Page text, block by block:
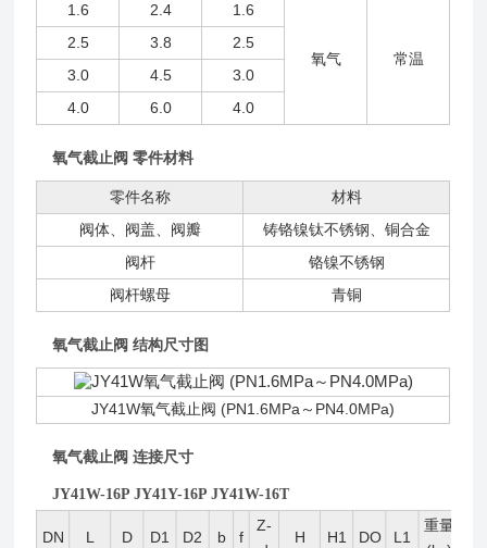
1.6
2.4 1.6
氧气 常温
2.5 3.8
2.5
3.0
4.5
3.0
4.0
6.0 4.0
氧气截止阀 零件材料
零件名称
材料
阀体、阀盖、阀瓣
铸铬镍钛不锈钢、铜合金
阀杆
铬镍不锈钢
阀杆螺母
青铜
氧气截止阀 结构尺寸图
JY41W氧气截止阀 (PN1.6MPa～PN4.0MPa)
氧气截止阀 连接尺寸
JY41W-16P JY41Y-16P JY41W-16T
DN L D D1 D2 b f
Z-
H H1 DO L1
重量